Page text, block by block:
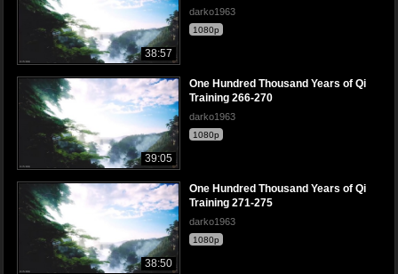
38:57
darko1963
1080p
39:05
One Hundred Thousand Years of Qi
Training 266-270
darko1963
1080p
38:50
One Hundred Thousand Years of Qi
Training 271-275
darko1963
1080p